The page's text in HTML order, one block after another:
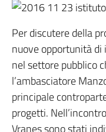
Per discutere della
nuove opportunità
nel settore pubblico
l’ambasciatore
principale
progetti.
Vranes sono stati